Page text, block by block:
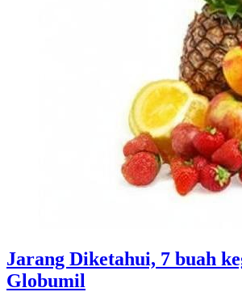
Jarang Diketahui, 7 buah
Globumil